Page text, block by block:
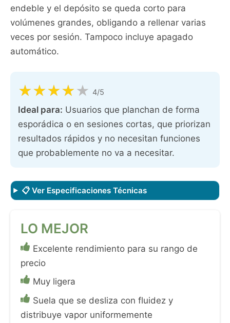
endeble y el depósito se queda corto para
volúmenes grandes, obligando a rellenar varias
veces por sesión. Tampoco incluye apagado
automático.
4/5
Ideal para: Usuarios que planchan de forma
esporádica o en sesiones cortas, que priorizan
resultados rápidos y no necesitan funciones
que probablemente no va a necesitar.
📋 Ver Especificaciones Técnicas
Excelente rendimiento para su rango de
precio
Muy ligera
Suela que se desliza con fluidez y
distribuye vapor uniformemente